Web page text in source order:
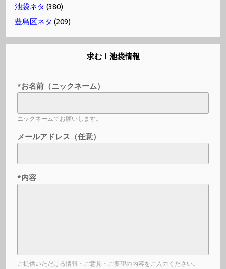
池袋ネタ (380)
豊島区ネタ (209)
求む！池袋情報
*お名前（ニックネーム）
ニックネームでお願いします。
メールアドレス（任意）
*内容
ご提供いただける情報・ご意見・ご要望の内容をご入力ください。